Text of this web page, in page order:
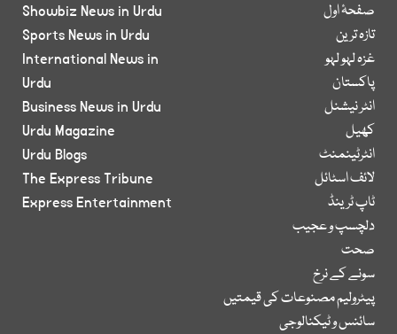
صفحۂ اول
تازہ ترین
غزہ لہو لہو
پاکستان
انٹر نیشنل
کھیل
انٹرٹینمنٹ
لائف اسٹائل
ٹاپ ٹرینڈ
دلچسپ و عجیب
صحت
سونے کے نرخ
پیٹرولیم مصنوعات کی قیمتیں
سائنس و ٹیکنالوجی
Showbiz News in Urdu
Sports News in Urdu
International News in
Urdu
Business News in Urdu
Urdu Magazine
Urdu Blogs
The Express Tribune
Express Entertainment